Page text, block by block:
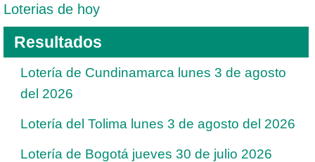
Loterias de hoy
Resultados
Lotería de Cundinamarca lunes 3 de agosto
del 2026
Lotería del Tolima lunes 3 de agosto del 2026
Lotería de Bogotá jueves 30 de julio 2026